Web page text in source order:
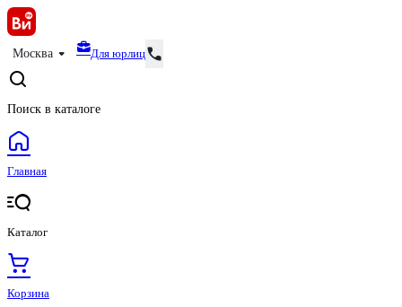
Москва Для юрлиц
Поиск в каталоге
Главная
Каталог
Корзина